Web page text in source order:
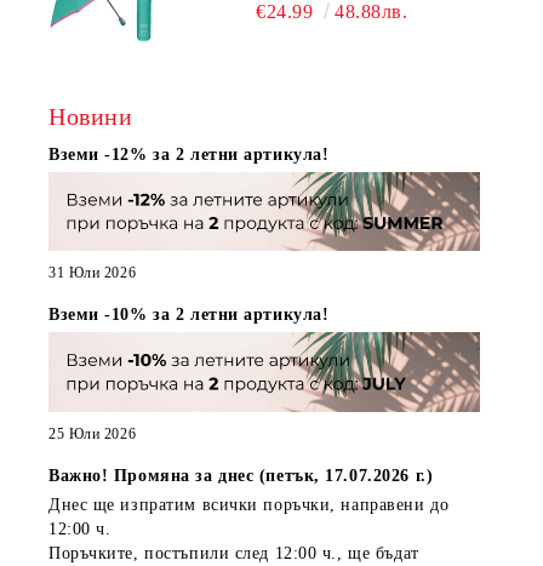
€24.99 48.88лв.
Новини
Вземи -12% за 2 летни артикула!
31 Юли 2026
Вземи -10% за 2 летни артикула!
25 Юли 2026
Важно! Промяна за днес (петък, 17.07.2026 г.)
Днес ще изпратим всички поръчки, направени до
12:00 ч.
Поръчките, постъпили след 12:00 ч.
, ще бъдат